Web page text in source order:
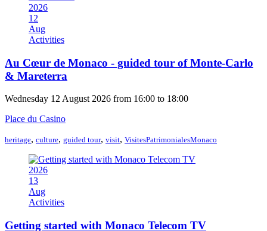
2026
12
Aug
Activities
Au Cœur de Monaco - guided tour of Monte-Carlo
& Mareterra
Wednesday 12 August 2026 from 16:00 to 18:00
Place du Casino
heritage, culture, guided tour, visit, VisitesPatrimonialesMonaco
2026
13
Aug
Activities
Getting started with Monaco Telecom TV